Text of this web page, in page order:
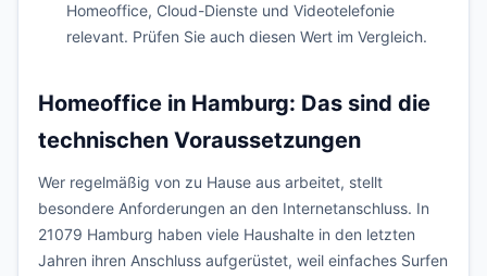
Homeoffice, Cloud-Dienste und Videotelefonie
relevant. Prüfen Sie auch diesen Wert im Vergleich.
Homeoffice in Hamburg: Das sind die
technischen Voraussetzungen
Wer regelmäßig von zu Hause aus arbeitet, stellt
besondere Anforderungen an den Internetanschluss. In
21079 Hamburg haben viele Haushalte in den letzten
Jahren ihren Anschluss aufgerüstet, weil einfaches Surfen